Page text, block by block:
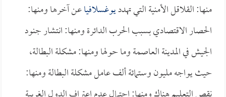
منها: القلاقل الأمنية التي تهدديوغسلافياعن آخرها ومنها:
الحصار الاقتصادي بسبب الحرب الدائرة ومنها: انتشار جنود
الجيش في المدينة العاصمة وما حولها ومنها: مشكلة البطالة،
حيث يواجه مليون وستمائة ألف عامل مشكلة البطالة ومنها: